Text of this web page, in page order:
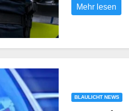
Mehr lesen
BLAULICHT NEWS